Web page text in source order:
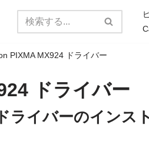
PIXMA MX924 ドライバー
ドライバー
ライバーのインス